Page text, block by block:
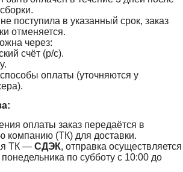
поступила в указанный срок, заказ
отменяется.
через:
счёт (р/с).
оплаты (уточняются у
оплаты заказ передаётся в
компанию (ТК) для доставки.
ТК — СДЭК, отправка осуществляется
по субботу с 10:00 до